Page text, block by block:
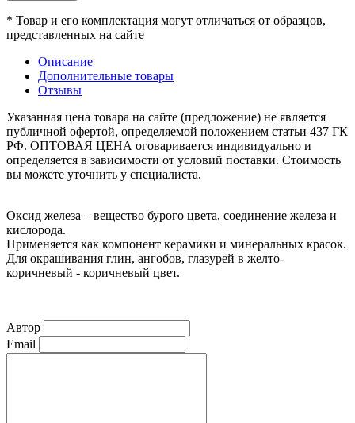
* Товар и его комплектация могут отличаться от образцов,
представленных на сайте
Описание
Дополнительные товары
Отзывы
Указанная цена товара на сайте (предложение) не является
публичной офертой, определяемой положением статьи 437 ГК
РФ. ОПТОВАЯ ЦЕНА оговаривается индивидуально и
определяется в зависимости от условий поставки. Стоимость
вы можете уточнить у специалиста.
Оксид железа – вещество бурого цвета, соединение железа и
кислорода.
Применяется как компонент керамики и минеральных красок.
Для окрашивания глин, ангобов, глазурей в желто-
коричневый - коричневый цвет.
Автор
Email